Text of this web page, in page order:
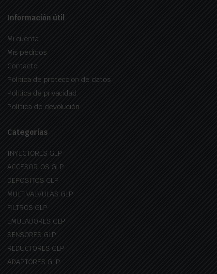
Información útil
Mi cuenta
Mis pedidos
Contacto
Politica de proteccion de datos
Politica de privacidad
Política de devolución
Categorías
INYECTORES GLP
ACCESORIOS GLP
DEPOSITOS GLP
MULTIVALVULAS GLP
FILTROS GLP
EMULADORES GLP
SENSORES GLP
REDUCTORES GLP
ADAPTORES GLP